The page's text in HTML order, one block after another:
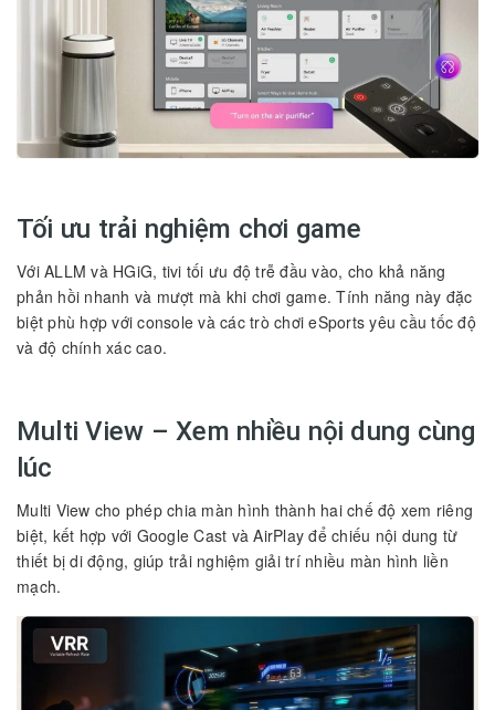
Tối ưu trải nghiệm chơi game
Với ALLM và HGiG, tivi tối ưu độ trễ đầu vào, cho khả năng
phản hồi nhanh và mượt mà khi chơi game. Tính năng này đặc
biệt phù hợp với console và các trò chơi eSports yêu cầu tốc độ
và độ chính xác cao.
Multi View – Xem nhiều nội dung cùng
lúc
Multi View cho phép chia màn hình thành hai chế độ xem riêng
biệt, kết hợp với Google Cast và AirPlay để chiếu nội dung từ
thiết bị di động, giúp trải nghiệm giải trí nhiều màn hình liền
mạch.